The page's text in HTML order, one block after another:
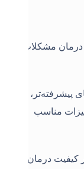
مشکلات
پیشرفته‌تر،
مناسب
کیفیت درمان و